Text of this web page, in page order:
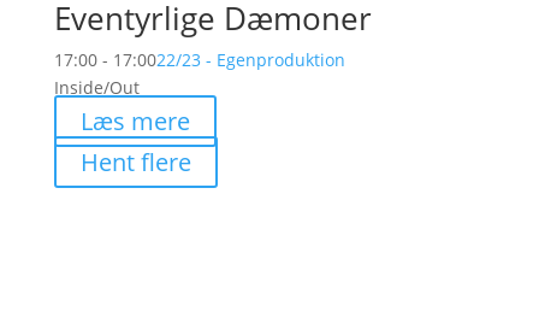
Eventyrlige Dæmoner
17:00 - 17:0022/23 - Egenproduktion
Inside/Out
Læs mere
Hent flere